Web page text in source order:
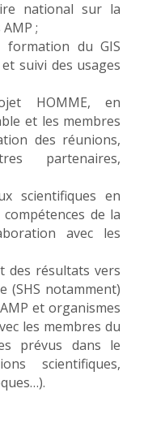
national sur la
;
formation du GIS
suivi des usages
HOMME, en
et les membres
des réunions,
partenaires,
scientifiques en
de la
avec les
des résultats vers
(SHS notamment)
et organismes
les membres du
prévus dans le
scientifiques,